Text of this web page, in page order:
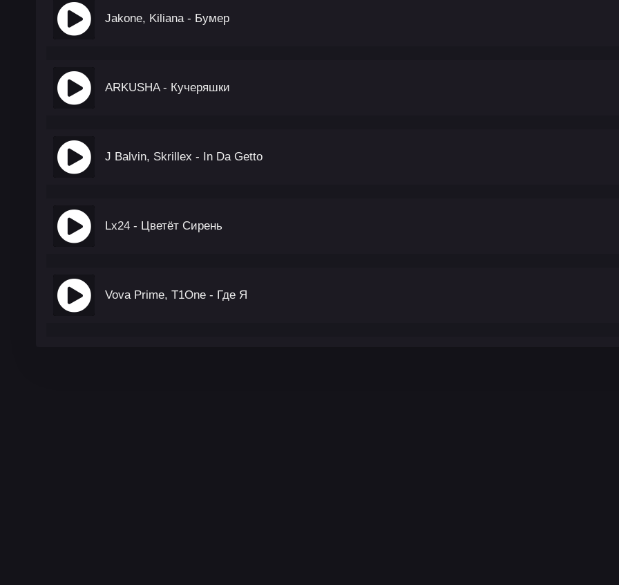
Jakone, Kiliana - Бумер
ARKUSHA - Кучеряшки
J Balvin, Skrillex - In Da Getto
Lx24 - Цветёт Сирень
Vova Prime, T1One - Где Я